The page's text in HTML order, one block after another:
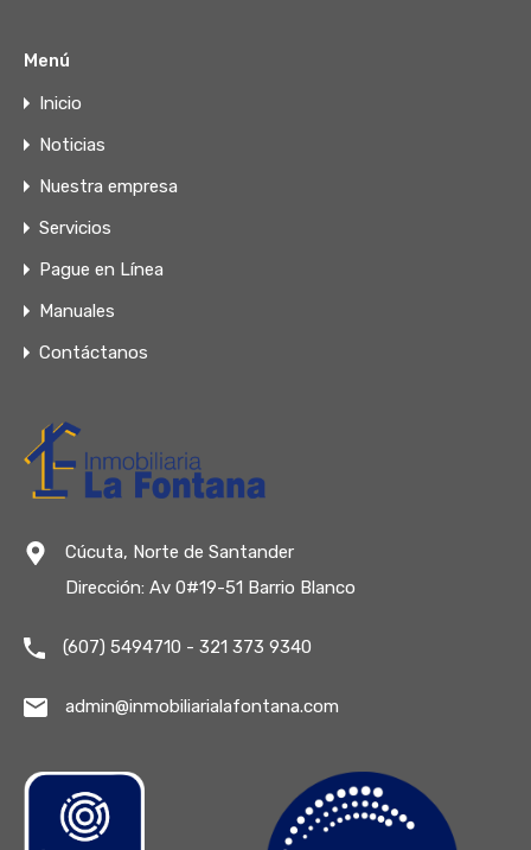
Menú
Inicio
Noticias
Nuestra empresa
Servicios
Pague en Línea
Manuales
Contáctanos
Cúcuta, Norte de Santander
Dirección: Av 0#19-51 Barrio Blanco
(607) 5494710 - 321 373 9340
admin@inmobiliarialafontana.com